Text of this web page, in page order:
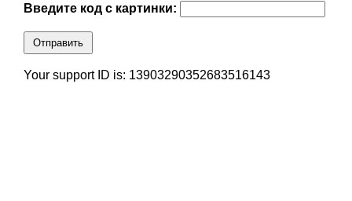
Введите код с картинки:
Отправить
Your support ID is: 13903290352683516143